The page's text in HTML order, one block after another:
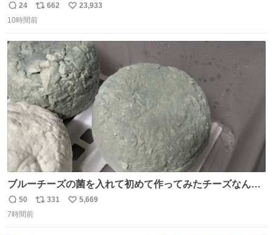
返
信
24
リ
ポ
ト
数
662
い
数
23,933
10時間前
ブルーチーズの菌を入れて初めて作ってみたチーズなんだ
けど 本能でちょっとヤバいと思っちゃう見た目だな
返
信
50
リ
331
い
5,669
7時間前